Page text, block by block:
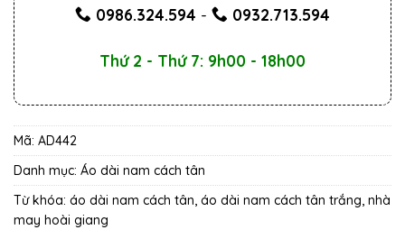
0986.324.594 - 0932.713.594
Thứ 2 - Thứ 7: 9h00 - 18h00
Mã: AD442
Danh mục: Áo dài nam cách tân
Từ khóa: áo dài nam cách tân, áo dài nam cách tân trắng, nhà
may hoài giang